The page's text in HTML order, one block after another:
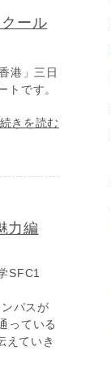
ール
港」三日
トです。
続きを読む
力編
SFC1
パスが
っている
えていき